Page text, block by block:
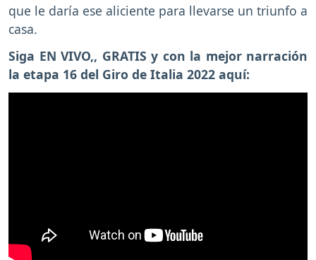
que le daría ese aliciente para llevarse un triunfo a
casa.
Siga EN VIVO,, GRATIS y con la mejor narración
la etapa 16 del Giro de Italia 2022 aquí: